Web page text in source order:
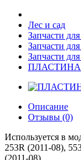
Лес и сад
Запчасти
Запчасти
Запчасти
ПЛАСТИНА
Описание
Отзывы (0)
Используется в
253R (2011-08),
(2011-08)